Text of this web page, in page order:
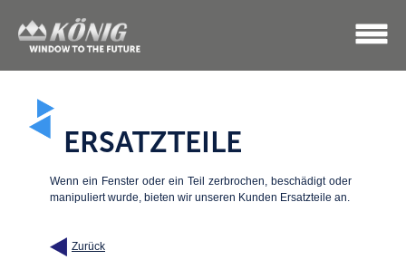
ERSATZTEILE
Wenn ein Fenster oder ein Teil zerbrochen, beschädigt oder
manipuliert wurde, bieten wir unseren Kunden Ersatzteile an.
Zurück